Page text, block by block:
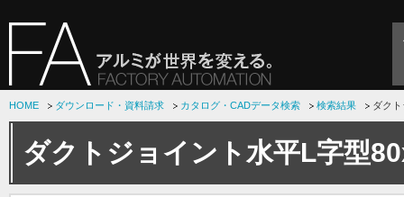
HOME ダウンロード・資料請求 カタログ・CADデータ検索 検索結果 ダク
ダクトジョイント水平L字型